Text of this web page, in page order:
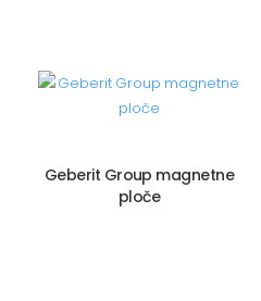
Geberit Group magnetne
ploče